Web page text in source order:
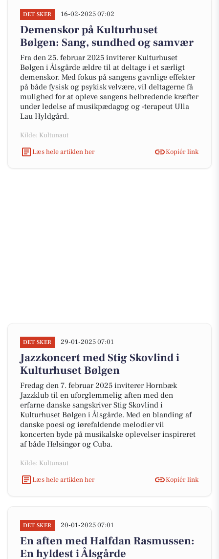
DET SKER 16-02-2025 07:02
Demenskor på Kulturhuset
Bølgen: Sang, sundhed og samvær
Fra den 25. februar 2025 inviterer Kulturhuset
Bølgen i Ålsgårde ældre til at deltage i et særligt
demenskor. Med fokus på sangens gavnlige effekter
på både fysisk og psykisk velvære, vil deltagerne få
mulighed for at opleve sangens helbredende kræfter
under ledelse af musikpædagog og -terapeut Ulla
Lau Hyldgård.
Kilde: Kultunaut
Læs hele artiklen her
Kopiér link
DET SKER 29-01-2025 07:01
Jazzkoncert med Stig Skovlind i
Kulturhuset Bølgen
Fredag den 7. februar 2025 inviterer Hornbæk
Jazzklub til en uforglemmelig aften med den
erfarne danske sangskriver Stig Skovlind i
Kulturhuset Bølgen i Ålsgårde. Med en blanding af
danske poesi og iørefaldende melodier vil
koncerten byde på musikalske oplevelser inspireret
af både Helsingør og Cuba.
Kilde: Kultunaut
Læs hele artiklen her
Kopiér link
DET SKER 20-01-2025 07:01
En aften med Halfdan Rasmussen:
En hyldest i Ålsgårde